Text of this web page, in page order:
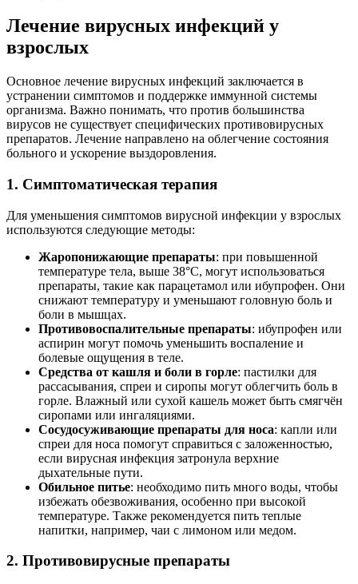
Лечение вирусных инфекций у
взрослых
Основное лечение вирусных инфекций заключается в
устранении симптомов и поддержке иммунной системы
организма. Важно понимать, что против большинства
вирусов не существует специфических противовирусных
препаратов. Лечение направлено на облегчение состояния
больного и ускорение выздоровления.
1. Симптоматическая терапия
Для уменьшения симптомов вирусной инфекции у взрослых
используются следующие методы:
Жаропонижающие препараты: при повышенной
температуре тела, выше 38°C, могут использоваться
препараты, такие как парацетамол или ибупрофен. Они
снижают температуру и уменьшают головную боль и
боли в мышцах.
Противовоспалительные препараты: ибупрофен или
аспирин могут помочь уменьшить воспаление и
болевые ощущения в теле.
Средства от кашля и боли в горле: пастилки для
рассасывания, спреи и сиропы могут облегчить боль в
горле. Влажный или сухой кашель может быть смягчён
сиропами или ингаляциями.
Сосудосуживающие препараты для носа: капли или
спреи для носа помогут справиться с заложенностью,
если вирусная инфекция затронула верхние
дыхательные пути.
Обильное питье: необходимо пить много воды, чтобы
избежать обезвоживания, особенно при высокой
температуре. Также рекомендуется пить теплые
напитки, например, чаи с лимоном или медом.
2. Противовирусные препараты